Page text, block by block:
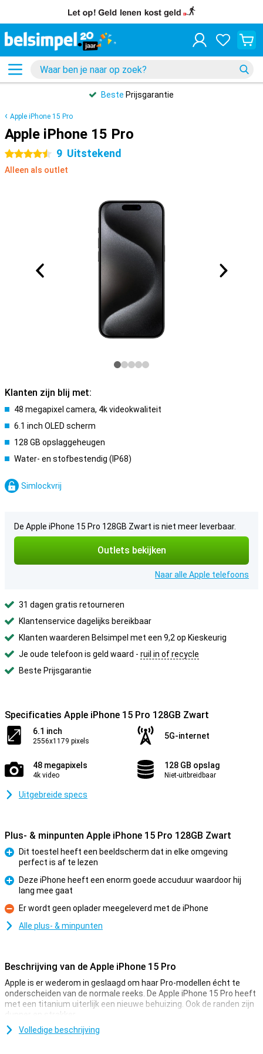
Beste Prijsgarantie
Apple iPhone 15 Pro
Apple iPhone 15 Pro
4.5 sterren 9 Uitstekend
Alleen als outlet
Klanten zijn blij met:
48 megapixel camera, 4k videokwaliteit
6.1 inch OLED scherm
128 GB opslaggeheugen
Water- en stofbestendig (IP68)
Simlockvrij
De Apple iPhone 15 Pro 128GB Zwart is niet meer leverbaar.
Outlets bekijken
Naar alle Apple telefoons
31 dagen gratis retourneren
Klantenservice dagelijks bereikbaar
Klanten waarderen Belsimpel met een 9,2 op Kieskeurig
Je oude telefoon is geld waard - ruil in of recycle
Beste Prijsgarantie
Specificaties Apple iPhone 15 Pro 128GB Zwart
6.1 inch
2556x1179 pixels
5G-internet
48 megapixels
4k video
128 GB opslag
Niet-uitbreidbaar
Uitgebreide specs
Plus- & minpunten Apple iPhone 15 Pro 128GB Zwart
Pluspunt
Dit toestel heeft een beeldscherm dat in elke omgeving
perfect is af te lezen
Pluspunt
Deze iPhone heeft een enorm goede accuduur waardoor hij
lang mee gaat
Minpunt
Er wordt geen oplader meegeleverd met de iPhone
Alle plus- & minpunten
Beschrijving van de Apple iPhone 15 Pro
Apple is er wederom in geslaagd om haar Pro-modellen écht te
onderscheiden van de normale reeks. De Apple iPhone 15 Pro heeft
met een titanium uiterlijk een nieuwe behuizing. Ook de randen zijn
dunner en strakker.
De smartphone heeft een 48MP hoofdcamera waarmee je mooie
Volledige beschrijving